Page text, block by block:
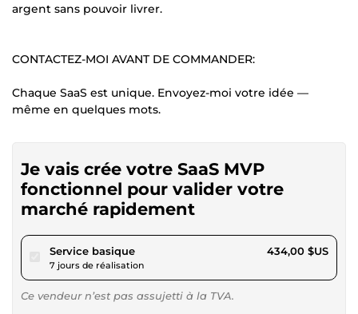
argent sans pouvoir livrer.
CONTACTEZ-MOI AVANT DE COMMANDER:
Chaque SaaS est unique. Envoyez-moi votre idée —
même en quelques mots.
Je vais crée votre SaaS MVP
fonctionnel pour valider votre
marché rapidement
Service basiquepour 400,00 $US
7 jours de réalisation
434,00 $US
Ce vendeur n’est pas assujetti à la TVA.